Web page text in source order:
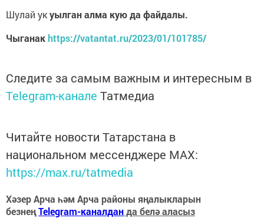
Шулай укуылган алма кую да файдалы.
Чыганакhttps://vatantat.ru/2023/01/101785/
Следите за самым важным и интересным в
Telegram-канале Татмедиа
Читайте новости Татарстана в
национальном мессенджере MАХ:
https://max.ru/tatmedia
Хәзер Арча һәм Арча районы яңалыкларын
безнеңTelegram-каналданда белә аласыз